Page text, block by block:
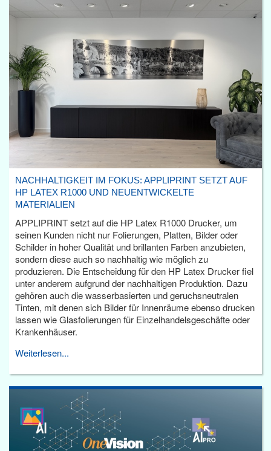
NACHHALTIGKEIT IM FOKUS: APPLIPRINT SETZT AUF
HP LATEX R1000 UND NEUENTWICKELTE
MATERIALIEN
APPLIPRINT setzt auf die HP Latex R1000 Drucker, um
seinen Kunden nicht nur Folierungen, Platten, Bilder oder
Schilder in hoher Qualität und brillanten Farben anzubieten,
sondern diese auch so nachhaltig wie möglich zu
produzieren. Die Entscheidung für den HP Latex Drucker fiel
unter anderem aufgrund der nachhaltigen Produktion. Dazu
gehören auch die wasserbasierten und geruchsneutralen
Tinten, mit denen sich Bilder für Innenräume ebenso drucken
lassen wie Glasfolierungen für Einzelhandelsgeschäfte oder
Krankenhäuser.
Weiterlesen...